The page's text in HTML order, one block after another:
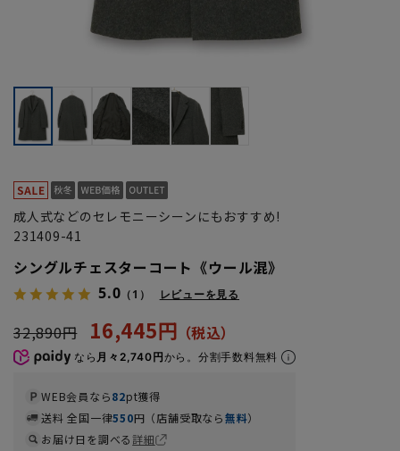
成人式などのセレモニーシーンにもおすすめ!
231409-41
シングルチェスターコート《ウール混》
5.0 （1） レビューを見る
32,890円 16,445円
なら 月々2,740円から。分割手数料無料
WEB会員なら82pt獲得
送料 全国一律550円（店舗受取なら無料）
お届け日を調べる詳細